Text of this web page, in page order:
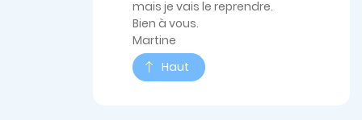
mais je vais le reprendre.
Bien à vous.
Martine
Haut